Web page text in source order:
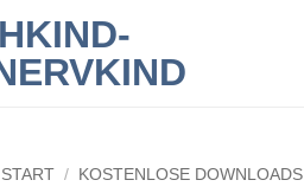
START / KOSTENLOSE DOWNLOADS